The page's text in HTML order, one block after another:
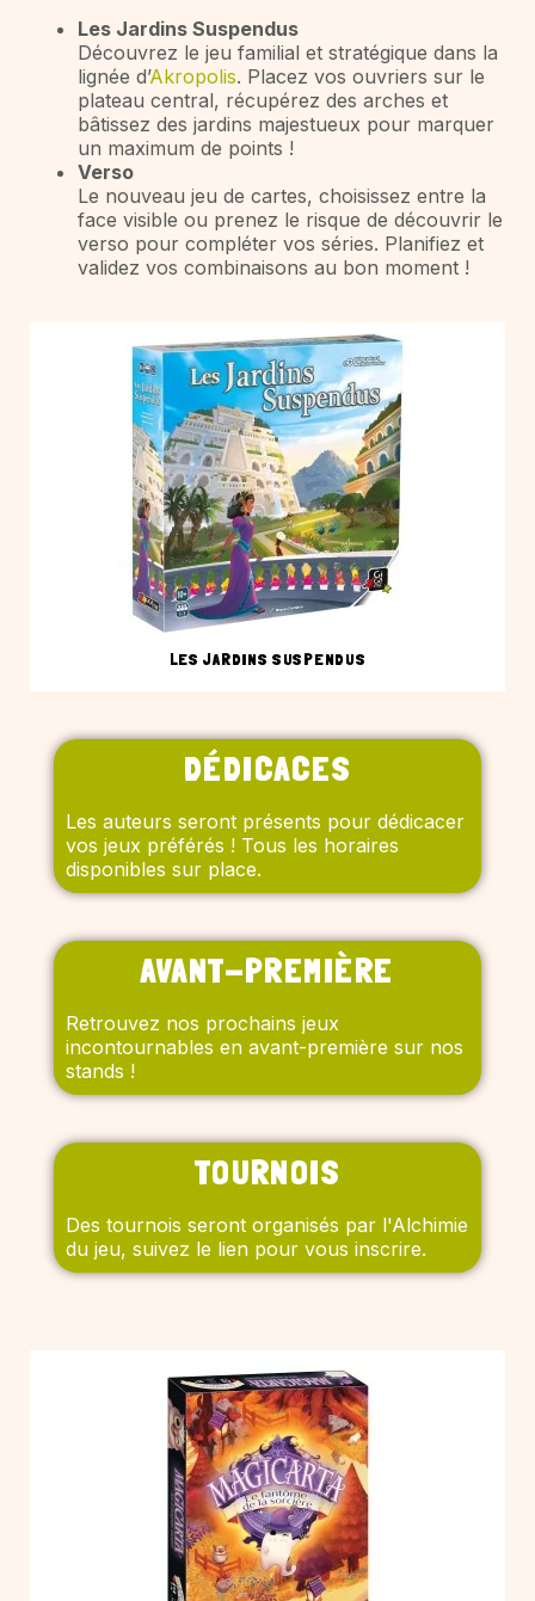
Les Jardins Suspendus
Découvrez le jeu familial et stratégique dans la
lignée d’Akropolis. Placez vos ouvriers sur le
plateau central, récupérez des arches et
bâtissez des jardins majestueux pour marquer
un maximum de points !
Verso
Le nouveau jeu de cartes, choisissez entre la
face visible ou prenez le risque de découvrir le
verso pour compléter vos séries. Planifiez et
validez vos combinaisons au bon moment !
LES JARDINS SUSPENDUS
DÉDICACES
Les auteurs seront présents pour dédicacer
vos jeux préférés ! Tous les horaires
disponibles sur place.
AVANT-PREMIÈRE
Retrouvez nos prochains jeux
incontournables en avant-première sur nos
stands !
TOURNOIS
Des tournois seront organisés par l'Alchimie
du jeu, suivez le lien pour vous inscrire.